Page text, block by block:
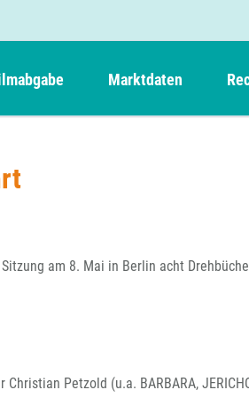
von Videoprogrammanbietern
Marktdaten
Tiger
Vision Kino
am 8. Mai in Berlin acht
Petzold (u.a. BARBARA,